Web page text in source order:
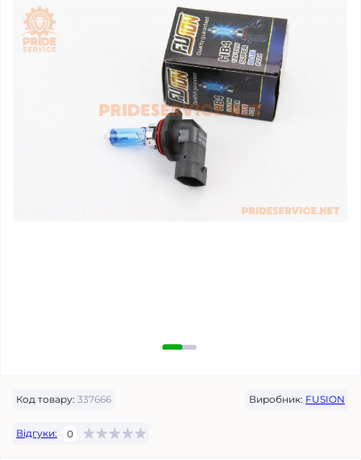
Код товару: 337666 Виробник: FUSION
Відгуки: 0